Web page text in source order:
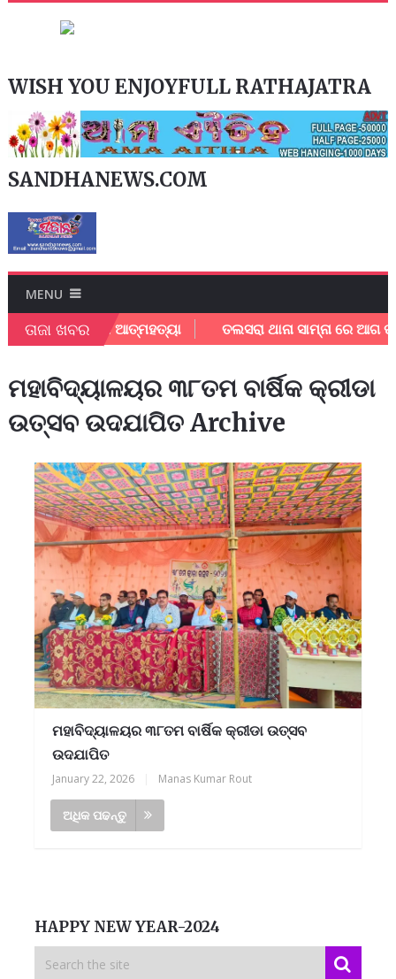
WISH YOU ENJOYFULL RATHAJATRA
SANDHANEWS.COM
MENU
ତାଜା ଖବର
ଛାତ୍ରୀ ଙ୍କ ଆତ୍ମହତ୍ୟା ତଲସରା ଥାନା ସାମ୍ନା ରେ ଆଗ ପଟୁ
ମହାବିଦ୍ୟାଳୟର ୩୮ତମ ବାର୍ଷିକ କ୍ରୀଡା
ଉତ୍ସବ ଉଦଯାପିତ Archive
ମହାବିଦ୍ୟାଳୟର ୩୮ତମ ବାର୍ଷିକ କ୍ରୀଡା ଉତ୍ସବ
ଉଦଯାପିତ
January 22, 2026 Manas Kumar Rout
ଅଧିକ ପଢନ୍ତୁ
HAPPY NEW YEAR-2024